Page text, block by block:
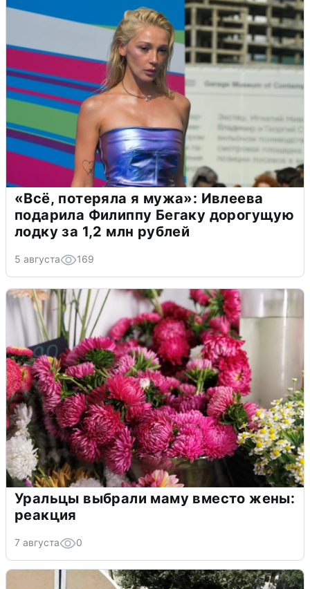
«Всё, потеряла я мужа»: Ивлеева
подарила Филиппу Бегаку дорогущую
лодку за 1,2 млн рублей
5 августа 169
Уральцы выбрали маму вместо жены:
реакция
7 августа 0